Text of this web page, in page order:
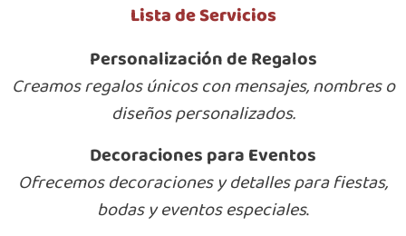
Lista de Servicios
Personalización de Regalos
Creamos regalos únicos con mensajes, nombres o
diseños personalizados.
Decoraciones para Eventos
Ofrecemos decoraciones y detalles para fiestas,
bodas y eventos especiales.